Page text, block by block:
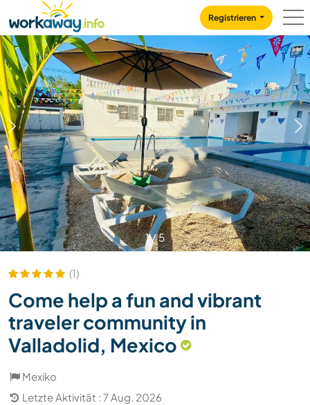
CONTENT
MAIN NAVIGATION
Registrieren
1/5
(1)
Come help a fun and vibrant
traveler community in
Valladolid, Mexico
Mexiko
Letzte Aktivität : 7 Aug. 2026